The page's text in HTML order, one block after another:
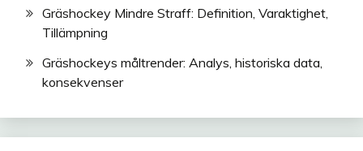
Gräshockey Mindre Straff: Definition, Varaktighet,
Tillämpning
Gräshockeys måltrender: Analys, historiska data,
konsekvenser